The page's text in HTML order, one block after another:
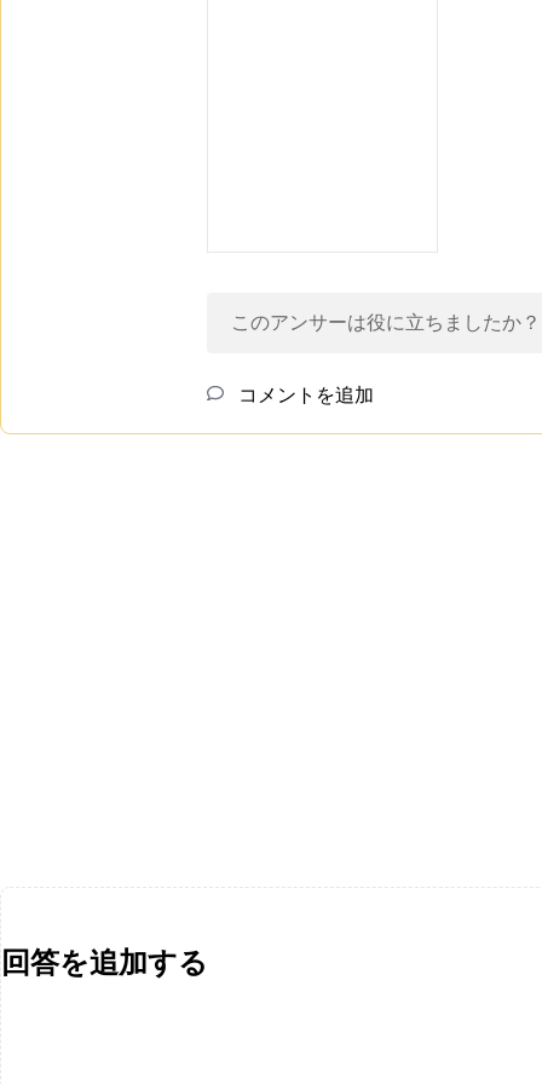
このアンサーは役に立ちましたか？
コメントを追加
回答を追加する